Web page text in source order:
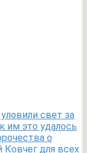
свет за
им это удалось
о
для всех